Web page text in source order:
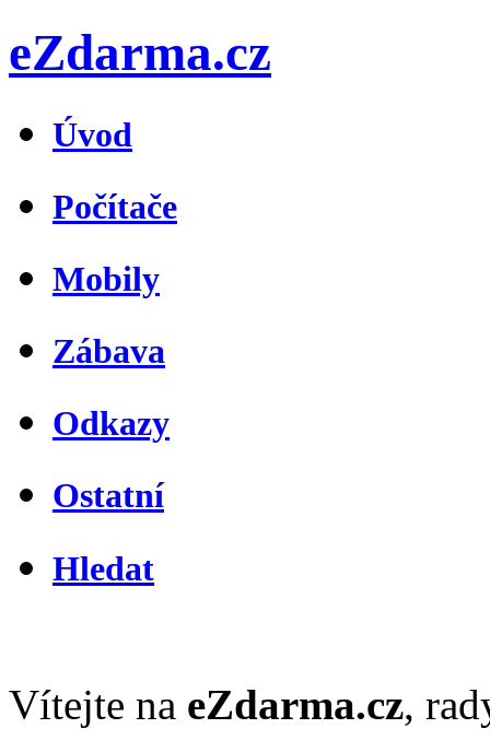
eZdarma.cz
Úvod
Počítače
Mobily
Zábava
Odkazy
Ostatní
Hledat
Vítejte na eZdarma.cz,